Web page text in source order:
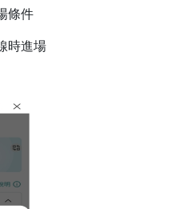
條件
時進場